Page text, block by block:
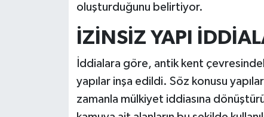
oluşturduğunu belirtiyor.
İZİNSİZ YAPI
İddialara göre, antik kent
yapılar inşa edildi. Söz konusu
zamanla mülkiyet iddiasına